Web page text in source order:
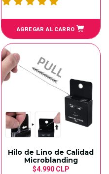
AGREGAR AL CARRO
Hilo de Lino de Calidad
Microblanding
$4.990 CLP